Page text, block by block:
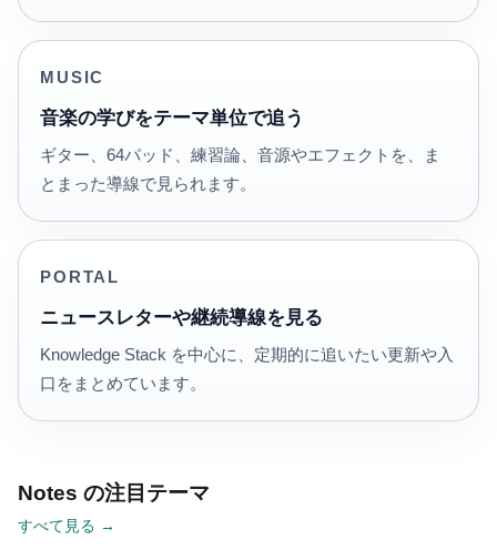
MUSIC
音楽の学びをテーマ単位で追う
ギター、64パッド、練習論、音源やエフェクトを、ま
とまった導線で見られます。
PORTAL
ニュースレターや継続導線を見る
Knowledge Stack を中心に、定期的に追いたい更新や入
口をまとめています。
Notes の注目テーマ
すべて見る →